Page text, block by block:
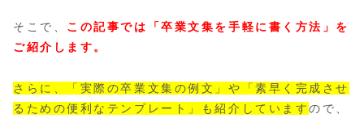
そこで、 この記事では「卒業文集を手軽に書く方法」を
ご紹介します。
さらに、「実際の卒業文集の例文」や「素早く完成させ
るための便利なテンプレート」も紹介していますので、